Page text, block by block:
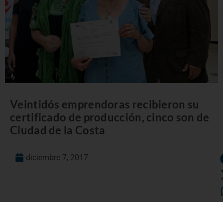
Veintidós emprendoras recibieron su
certificado de producción, cinco son de
Ciudad de la Costa
diciembre 7, 2017